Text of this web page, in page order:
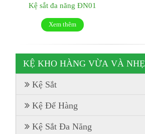
Kệ sắt đa năng ĐN01
Xem thêm
KỆ KHO HÀNG VỪA VÀ NHẸ
Kệ Sắt
Kệ Để Hàng
Kệ Sắt Đa Năng